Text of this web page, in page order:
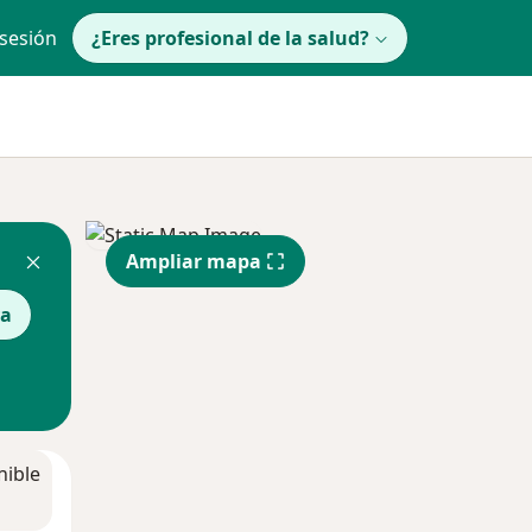
¿Eres profesional de la salud?
Ampliar mapa